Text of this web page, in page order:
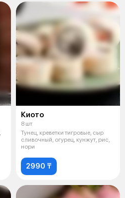
Киото
8 шт
Тунец, креветки тигровые, сыр
сливочный, огурец, кунжут, рис,
нори
2990 ₸